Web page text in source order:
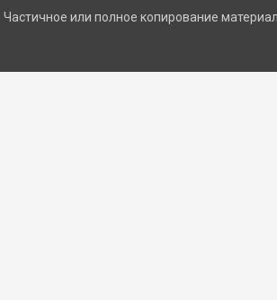
Частичное или полное копирование